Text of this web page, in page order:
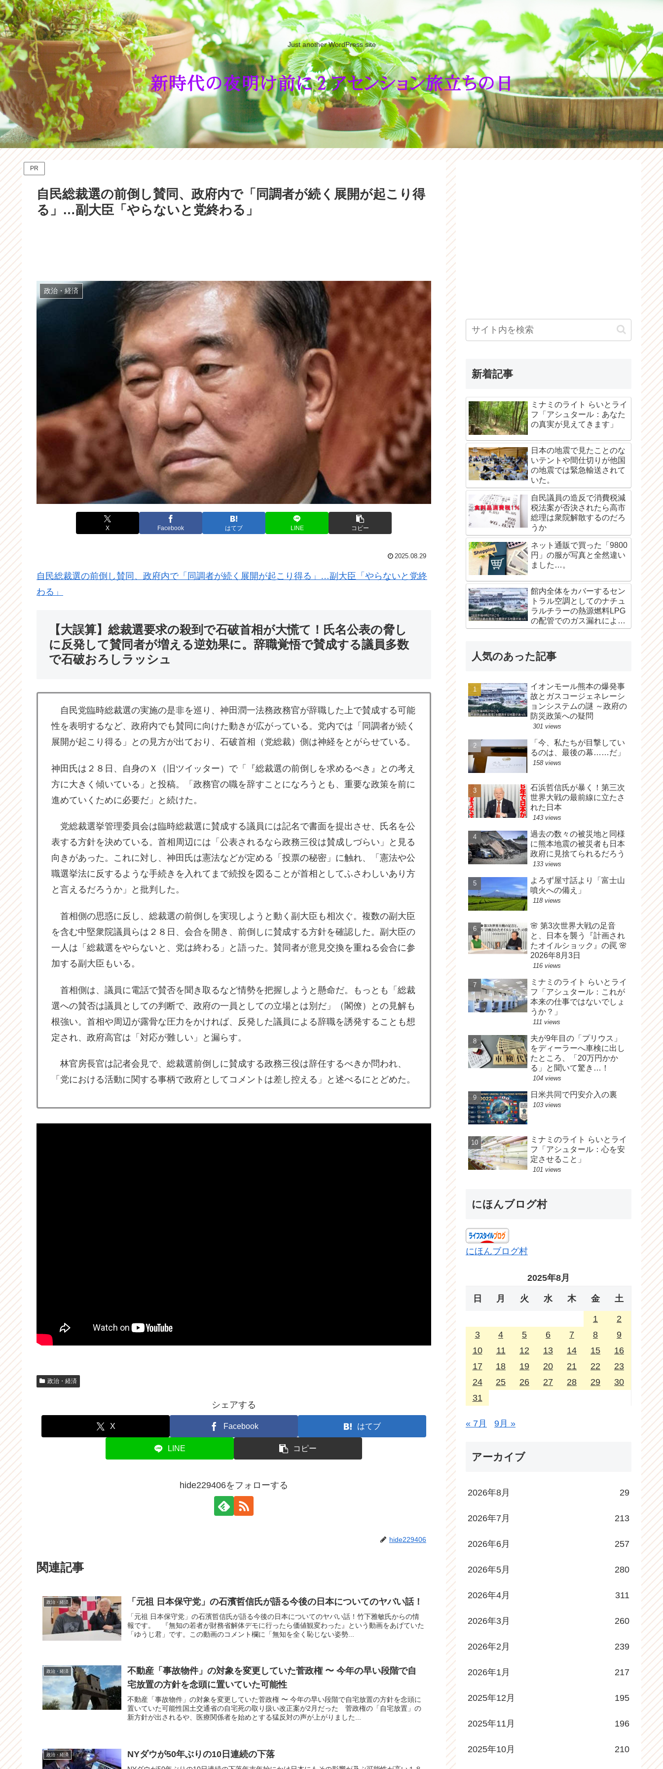
Just another WordPress site
PR
自民総裁選の前倒し賛同、政府内で「同調者が続く展開が起こり得
る」…副大臣「やらないと党終わる」
政治・経済
X Facebook はてブ LINE コピー
2025.08.29
自民総裁選の前倒し賛同、政府内で「同調者が続く展開が起こり得る」…副大臣「やらないと党終
わる」
【大誤算】総裁選要求の殺到で石破首相が大慌て！氏名公表の脅し
に反発して賛同者が増える逆効果に。辞職覚悟で賛成する議員多数
で石破おろしラッシュ
自民党臨時総裁選の実施の是非を巡り、神田潤一法務政務官が辞職した上で賛成する可能
性を表明するなど、政府内でも賛同に向けた動きが広がっている。党内では「同調者が続く
展開が起こり得る」との見方が出ており、石破首相（党総裁）側は神経をとがらせている。
神田氏は２８日、自身のＸ（旧ツイッター）で「『総裁選の前倒しを求めるべき』との考え
方に大きく傾いている」と投稿。「政務官の職を辞すことになろうとも、重要な政策を前に
進めていくために必要だ」と続けた。
党総裁選挙管理委員会は臨時総裁選に賛成する議員には記名で書面を提出させ、氏名を公
表する方針を決めている。首相周辺には「公表されるなら政務三役は賛成しづらい」と見る
向きがあった。これに対し、神田氏は憲法などが定める「投票の秘密」に触れ、「憲法や公
職選挙法に反するような手続きを入れてまで続投を図ることが首相としてふさわしいあり方
と言えるだろうか」と批判した。
首相側の思惑に反し、総裁選の前倒しを実現しようと動く副大臣も相次ぐ。複数の副大臣
を含む中堅衆院議員らは２８日、会合を開き、前倒しに賛成する方針を確認した。副大臣の
一人は「総裁選をやらないと、党は終わる」と語った。賛同者が意見交換を重ねる会合に参
加する副大臣もいる。
首相側は、議員に電話で賛否を聞き取るなど情勢を把握しようと懸命だ。もっとも「総裁
選への賛否は議員としての判断で、政府の一員としての立場とは別だ」（閣僚）との見解も
根強い。首相や周辺が露骨な圧力をかければ、反発した議員による辞職を誘発することも想
定され、政府高官は「対応が難しい」と漏らす。
林官房長官は記者会見で、総裁選前倒しに賛成する政務三役は辞任するべきか問われ、
「党における活動に関する事柄で政府としてコメントは差し控える」と述べるにとどめた。
政治・経済
シェアする
X Facebook はてブ
LINE コピー
hide229406をフォローする
hide229406
関連記事
政治・経済 「元祖 日本保守党」の石濱哲信氏が語る今後の日本についてのヤバい話！
「元祖 日本保守党」の石濱哲信氏が語る今後の日本についてのヤバい話！竹下雅敏氏からの情
報です。 『無知の若者が財務省解体デモに行ったら価値観変わった』という動画をあげていた
「ゆうじ君」です。この動画のコメント欄に「無知を全く恥じない姿勢...
政治・経済
不動産「事故物件」の対象を変更していた菅政権 〜 今年の早い段階で自
宅放置の方針を念頭に置いていた可能性
不動産「事故物件」の対象を変更していた菅政権 〜 今年の早い段階で自宅放置の方針を念頭に
置いていた可能性国土交通省の自宅死の取り扱い改正案が2月だった 菅政権の「自宅放置」の
新方針が出されるや、医療関係者を始めとする猛反対の声が上がりました...
政治・経済 NYダウが50年ぶりの10日連続の下落
新着記事
ミナミのライト らいとライ
フ「アシュタール：あなた
の真実が見えてきます」
日本の地震で見たことのな
いテントや間仕切りが他国
の地震では緊急輸送されて
いた。
自民議員の造反で消費税減
税法案が否決されたら高市
総理は衆院解散するのだろ
うか
ネット通販で買った「9800
円」の服が写真と全然違い
ました…。
館内全体をカバーするセン
トラル空調としてのナチュ
ラルチラーの熱源燃料LPG
の配管でのガス漏れによる
爆発か？
人気のあった記事
イオンモール熊本の爆発事
故とガスコージェネレーシ
ョンシステムの謎 ～政府の
防災政策への疑問
301 views
「今、私たちが目撃してい
るのは、最後の幕……だ」
158 views
石浜哲信氏が暴く！第三次
世界大戦の最前線に立たさ
れた日本
143 views
過去の数々の被災地と同様
に熊本地震の被災者も日本
政府に見捨てられるだろう
133 views
よろず屋寸話より「富士山
噴火への備え」
118 views
🌸 第3次世界大戦の足音
と、日本を襲う『計画され
たオイルショック』の罠 🌸
2026年8月3日
116 views
ミナミのライト らいとライ
フ「アシュタール：これが
本来の仕事ではないでしょ
うか？」
111 views
夫が9年目の「プリウス」
をディーラーへ車検に出し
たところ、「20万円かか
る」と聞いて驚き…！
104 views
日米共同で円安介入の裏
103 views
ミナミのライト らいとライ
フ「アシュタール：心を安
定させること」
101 views
にほんブログ村
にほんブログ村
2025年8月
日 月 火 水 木 金 土
1
2
3
4 5 6 7 8
9
10
11 12 13 14 15
16
17
18 19 20 21 22
23
24
25 26 27 28 29
30
31
« 7月 9月 »
アーカイブ
2026年8月 29
2026年7月 213
2026年6月 257
2026年5月 280
2026年4月 311
2026年3月 260
2026年2月 239
2026年1月 217
2025年12月 195
2025年11月 196
2025年10月 210